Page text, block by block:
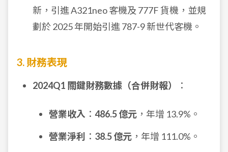
新，引進 A321neo 客機及 777F 貨機，並規
劃於 2025 年開始引進 787-9 新世代客機。
3. 財務表現
2024Q1 關鍵財務數據（合併財報） ：
營業收入 ： 486.5 億元 ，年增 13.9%。
營業淨利
： 38.5 億元 ，年增 111.0%。